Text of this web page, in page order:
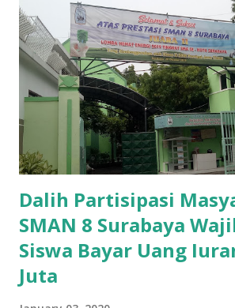
Dalih Partisipasi
SMAN 8 Surabaya
Siswa Bayar Uang
Juta